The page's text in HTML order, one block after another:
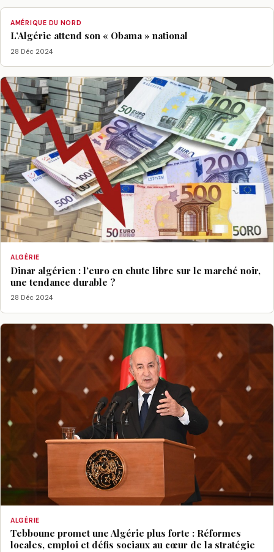
AMÉRIQUE DU NORD
L’Algérie attend son « Obama » national
28 Déc 2024
ALGÉRIE
Dinar algérien : l’euro en chute libre sur le marché noir,
une tendance durable ?
28 Déc 2024
ALGÉRIE
Tebboune promet une Algérie plus forte : Réformes
locales, emploi et défis sociaux au cœur de la stratégie